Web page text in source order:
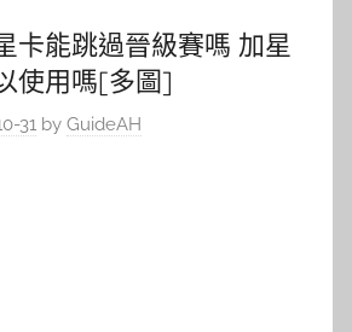
卡能跳過晉級賽嗎 加星
使用嗎[多圖]
31 by GuideAH